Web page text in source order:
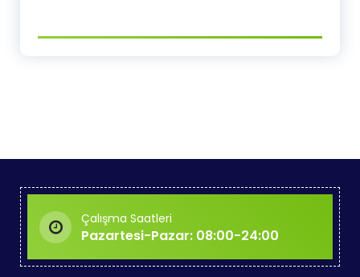
Çalışma Saatleri
Pazartesi-Pazar: 08:00-24:00